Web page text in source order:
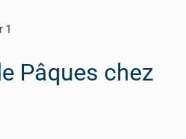
Pâques chez